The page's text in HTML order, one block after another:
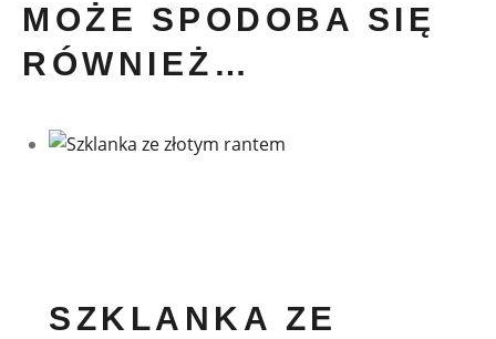
MOŻE SPODOBA SIĘ
RÓWNIEŻ…
SZKLANKA ZE